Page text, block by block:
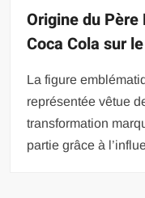
Origine du
Coca Cola sur
La figure
représentée vêtue
transformation
partie grâce à